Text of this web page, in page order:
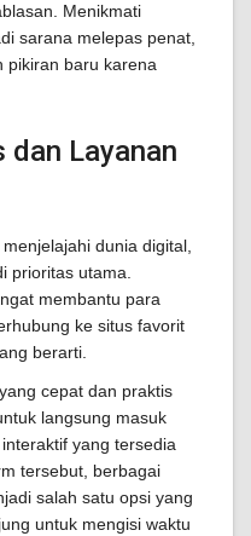
Menikmati
sarana melepas penat,
pikiran baru karena
dan Layanan
dunia digital,
prioritas utama.
membantu para
ke situs favorit
berarti.
cepat dan praktis
langsung masuk
yang tersedia
tersebut, berbagai
salah satu opsi yang
untuk mengisi waktu